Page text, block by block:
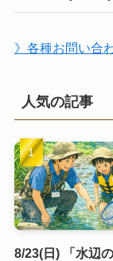
》各種お問い合
人気の記事
8/23(日) 「水辺